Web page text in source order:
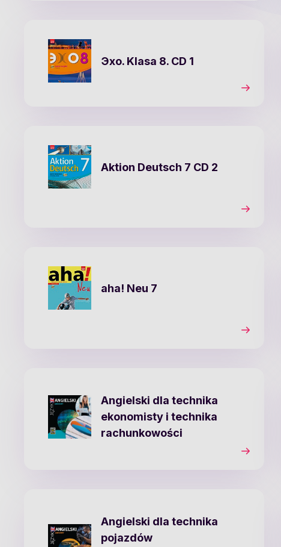
Эхо. Klasa 8. CD 1
Aktion Deutsch 7 CD 2
aha! Neu 7
Angielski dla technika
ekonomisty i technika
rachunkowości
Angielski dla technika
pojazdów